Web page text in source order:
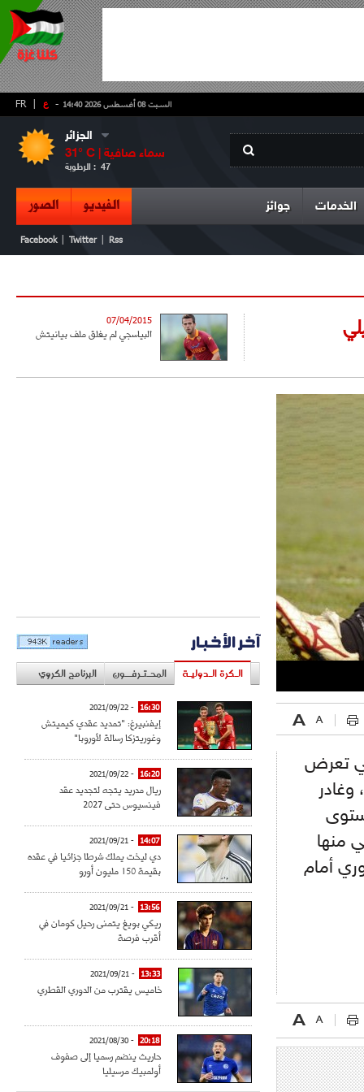
- ع FR السبت 08 أغسطس 2026 14:40
الجزائر
31° C | سماء صافية
الرطوبة : 47
الخدمات جوائز الفيديو الصور
Facebook Twitter Rss
07/04/2015
البياسجي لم يغلق ملف بيانيتش
تعرض
وغادر
منها
أمام
آخر الأخبار
الـكرة الـدوليـة المحـتـرفــون البرنامج الكروي
16:30
- 2021/09/22
إيفنبيرغ: "تمديد عقدي كيميتش
وغوريتزكا رسالة لأوروبا"
16:20
- 2021/09/22
ريال مدريد يتجه لتجديد عقد
فينسيوس حتى 2027
14:07
- 2021/09/21
دي ليخت يملك شرطا جزائيا في عقده
بقيمة 150 مليون أورو
13:56
- 2021/09/21
ريكي بويغ يتمنى رحيل كومان في
أقرب فرصة
13:33
- 2021/09/21
خاميس يقترب من الدوري القطري
20:18
- 2021/08/30
حاريث ينضم رسميا إلى صفوف
أولمبيك مرسيليا